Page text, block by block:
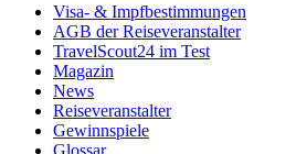
Visa- & Impfbestimmungen
AGB der Reiseveranstalter
TravelScout24 im Test
Magazin
News
Reiseveranstalter
Gewinnspiele